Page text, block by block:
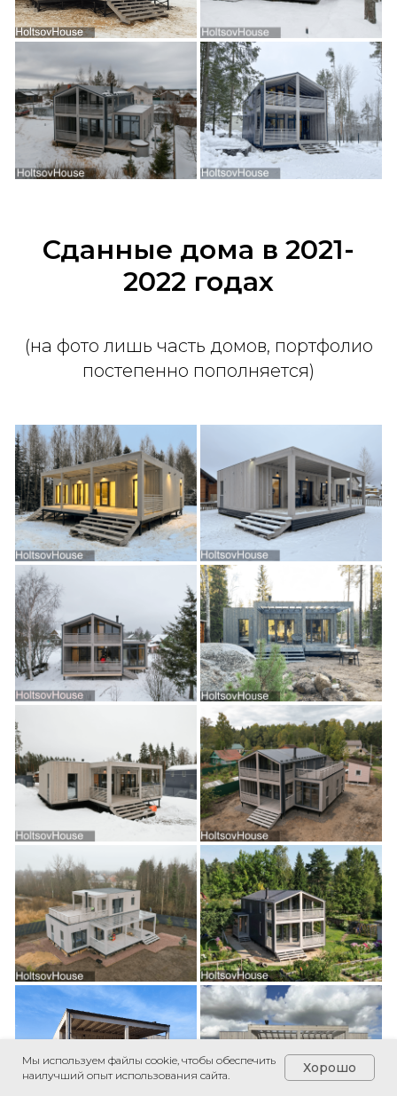
Сданные дома в 2021-
2022 годах
(на фото лишь часть домов, портфолио
постепенно пополняется)
Мы используем файлы cookie, чтобы обеспечить
наилучший опыт использования сайта.
Хорошо